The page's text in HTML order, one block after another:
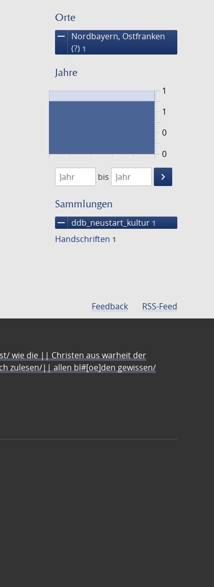
Orte
remove
Nordbayern, Ostfranken
(?) 1
Jahre
0
1
0
1
1474
1475
bis
keyboard_arrow_right
Suche
Sammlungen
remove ddb_neustart_kultur 1
Handschriften 1
Feedback RSS-Feed
wie die || Christen aus warheit der
zulesen/|| allen bl#[oe]den gewissen/